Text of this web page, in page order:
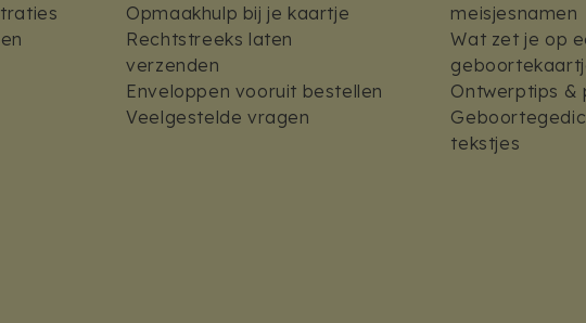
Opmaakhulp bij je kaartje
Rechtstreeks laten
verzenden
Enveloppen vooruit bestellen
Veelgestelde vragen
meisjesnamen
Wat zet je op
Ontwerptips &
tekstjes